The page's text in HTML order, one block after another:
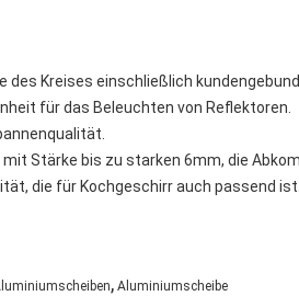
Kreises einschließlich
für das Beleuchten von Reflektoren.
Stärke bis zu starken 6mm, die
die für Kochgeschirr auch passend ist.
, Aluminiumscheibe